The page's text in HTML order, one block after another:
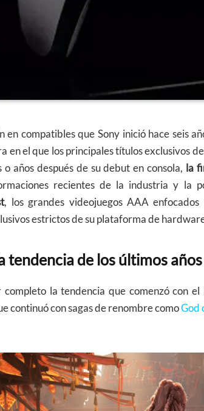
en compatibles que Sony inició hace seis
en el que los principales títulos exclusivos
años después de su debut en consola, la
recientes de la industria y la
, los grandes videojuegos AAA
estrictos de su plataforma de
tendencia de los últimos años
la tendencia que comenzó con el
continuó con sagas de renombre comoGod